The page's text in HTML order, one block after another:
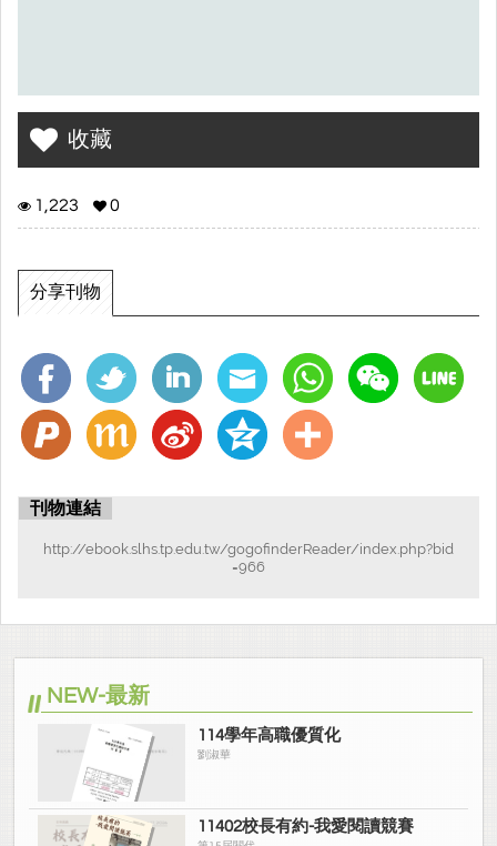
收藏
1,223 0
分享刊物
刊物連結
http://ebook.slhs.tp.edu.tw/gogofinderReader/index.php?bid
=966
NEW-最新
114學年高職優質化
劉淑華
11402校長有約-我愛閱讀競賽